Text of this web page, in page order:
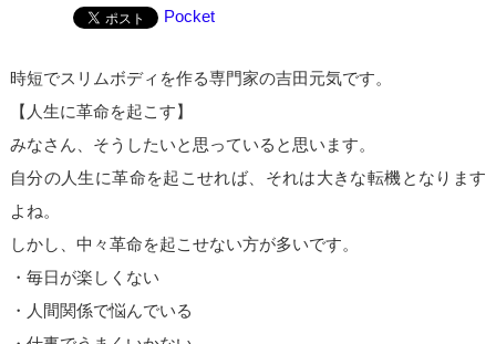
Pocket
時短でスリムボディを作る専門家の吉田元気です。
【人生に革命を起こす】
みなさん、そうしたいと思っていると思います。
自分の人生に革命を起こせれば、それは大きな転機となります
よね。
しかし、中々革命を起こせない方が多いです。
・毎日が楽しくない
・人間関係で悩んでいる